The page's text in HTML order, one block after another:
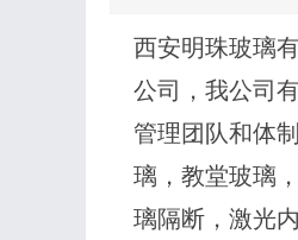
西安明珠玻璃
公司，我公司
管理团队和体
璃，教堂玻璃
璃隔断，激光